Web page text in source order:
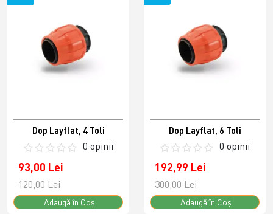
Dop Layflat, 4 Toli
0 opinii
93,00 Lei
120,00 Lei
Adaugă în Coş
Dop Layflat, 6 Toli
0 opinii
192,99 Lei
300,00 Lei
Adaugă în Coş